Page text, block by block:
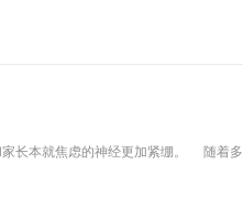
家长本就焦虑的神经更加紧绷。 随着多